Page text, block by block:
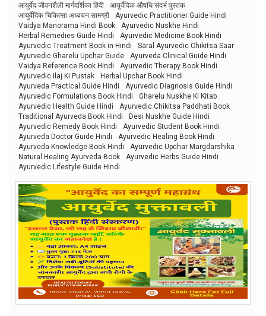
आयुर्वेद जीवनशैली मार्गदर्शिका हिंदी
आयुर्वेदिक औषधि संदर्भ पुस्तक
आयुर्वेदिक चिकित्सा अध्ययन सामग्री
Ayurvedic Practitioner Guide Hindi
Vaidya Manorama Hindi Book
Ayurvedic Nuskhe Hindi
Herbal Remedies Guide Hindi
Ayurvedic Medicine Book Hindi
Ayurvedic Treatment Book in Hindi
Saral Ayurvedic Chikitsa Saar
Ayurvedic Gharelu Upchar Guide
Ayurveda Clinical Guide Hindi
Vaidya Reference Book Hindi
Ayurvedic Therapy Book Hindi
Ayurvedic Ilaj Ki Pustak
Herbal Upchar Book Hindi
Ayurveda Practical Guide Hindi
Ayurvedic Diagnosis Guide Hindi
Ayurvedic Formulations Book Hindi
Gharelu Nuskhe Ki Kitab
Ayurvedic Health Guide Hindi
Ayurvedic Chikitsa Paddhati Book
Traditional Ayurveda Book Hindi
Desi Nuskhe Guide Hindi
Ayurvedic Remedy Book Hindi
Ayurvedic Student Book Hindi
Ayurveda Doctor Guide Hindi
Ayurvedic Healing Book Hindi
Ayurveda Knowledge Book Hindi
Ayurvedic Upchar Margdarshika
Natural Healing Ayurveda Book
Ayurvedic Herbs Guide Hindi
Ayurvedic Lifestyle Guide Hindi